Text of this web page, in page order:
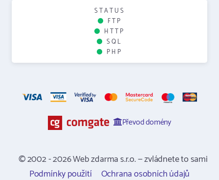
STATUS
FTP
HTTP
SQL
PHP
Převod domény
© 2002 - 2026 Web zdarma s.r.o. — zvládnete to sami
Podmínky použití
Ochrana osobních údajů